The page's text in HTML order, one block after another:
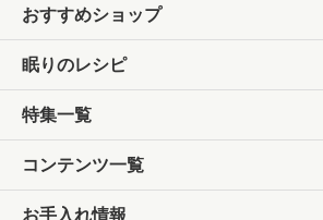
おすすめショップ
眠りのレシピ
特集一覧
コンテンツ一覧
お手入れ情報